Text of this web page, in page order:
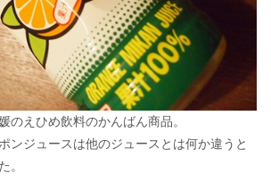
のえひめ飲料のかんばん商品。
ンジュースは他のジュースとは何か違うと
。